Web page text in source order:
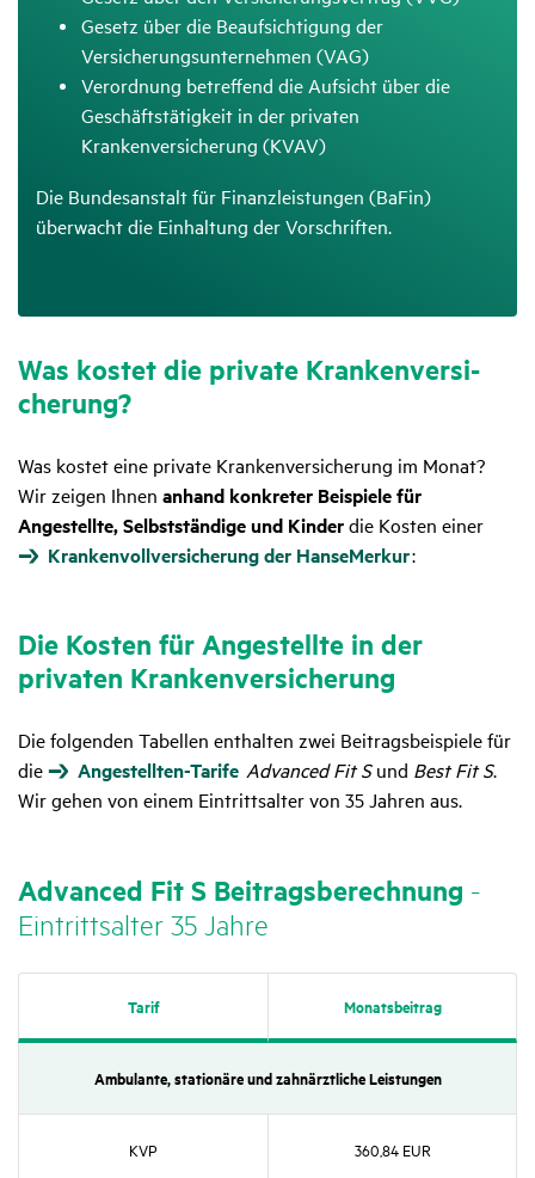
Gesetz über die Beaufsichtigung der
Versicherungsunternehmen (VAG)
Verordnung betreffend die Aufsicht über die
Geschäftstätigkeit in der privaten
Krankenversicherung (KVAV)
Die Bundesanstalt für Finanzleistungen (BaFin)
überwacht die Einhaltung der Vorschriften.
Was kostet die private Kran­ken­ver­si­
che­rung?
Was kostet eine private Krankenversicherung im Monat?
Wir zeigen Ihnen anhand konkreter Beispiele für
Angestellte, Selbstständige und Kinderdie Kosten einer
Krankenvollversicherung der HanseMerkur:
Die Kosten für Ange­stellte in der
privaten Kran­ken­ver­si­che­rung
Die folgenden Tabellen enthalten zwei Beitragsbeispiele für
die
Angestellten-Tarife Advanced Fit Sund Best Fit S.
Wir gehen von einem Eintrittsalter von 35 Jahren aus.
Advanced Fit S Beitrags­be­rech­nung -
Eintritts­alter 35 Jahre
Tarif Monats­bei­trag
Ambu­lante, statio­näre und zahn­ärzt­liche Leis­tungen
KVP 360,84 EUR